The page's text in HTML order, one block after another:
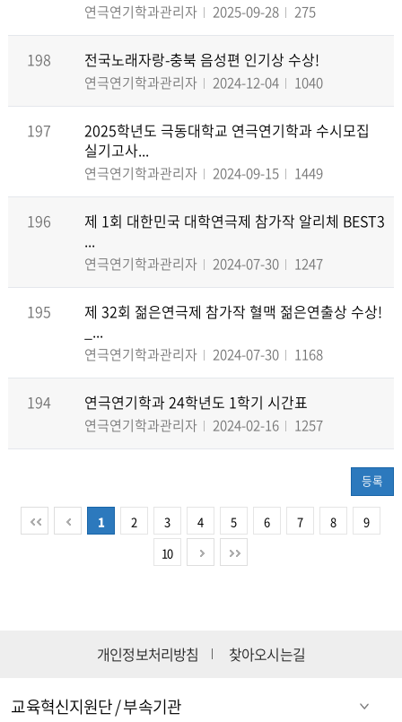
연극연기학과관리자 2025-09-28 275
198 전국노래자랑-충북 음성편 인기상 수상!
연극연기학과관리자 2024-12-04 1040
197
2025학년도 극동대학교 연극연기학과 수시모집
실기고사...
연극연기학과관리자 2024-09-15 1449
196
제 1회 대한민국 대학연극제 참가작 알리체 BEST3
...
연극연기학과관리자 2024-07-30 1247
195
제 32회 젊은연극제 참가작 혈맥 젊은연출상 수상!
_...
연극연기학과관리자 2024-07-30 1168
194 연극연기학과 24학년도 1학기 시간표
연극연기학과관리자 2024-02-16 1257
등록
1 2 3 4 5 6 7 8
9
10
개인정보처리방침 찾아오시는길
교육혁신지원단 / 부속기관